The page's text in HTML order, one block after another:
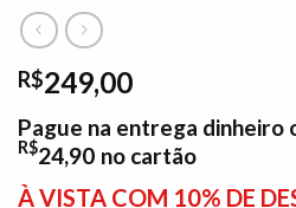
R$249,00
Pague na entrega dinheiro
R$24,90 no cartão
À VISTA COM 10% DE